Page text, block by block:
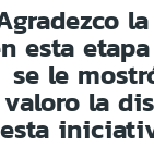
esta
se le
valoro la
esta